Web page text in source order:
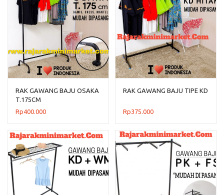
RAK GAWANG BAJU OSAKA
T.175CM
Rp400.000
RAK GAWANG BAJU TIPE KD
Rp375.000